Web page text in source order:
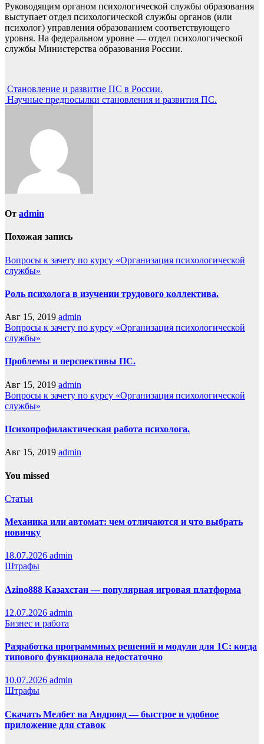
Руководящим органом психологической службы образования
выступает отдел психологической службы органов (или
психолог) управления образованием соответствующего
уровня. На федеральном уровне — отдел психологической
службы Министерства образования России.
Навигация
по
Становление и развитие ПС в России.
Научные предпосылки становления и развития ПС.
От admin
Похожая запись
Вопросы к зачету по курсу «Организация психологической
службы»
Роль психолога в изучении трудового коллектива.
Авг 15, 2019 admin
Вопросы к зачету по курсу «Организация психологической
службы»
Проблемы и перспективы ПС.
Авг 15, 2019 admin
Вопросы к зачету по курсу «Организация психологической
службы»
Психопрофилактическая работа психолога.
Авг 15, 2019 admin
You missed
Статьи
Механика или автомат: чем отличаются и что выбрать
новичку
18.07.2026 admin
Штрафы
Azino888 Казахстан — популярная игровая платформа
12.07.2026 admin
Бизнес и работа
Разработка программных решений и модули для 1С: когда
типового функционала недостаточно
10.07.2026 admin
Штрафы
Скачать Мелбет на Андроид — быстрое и удобное
приложение для ставок